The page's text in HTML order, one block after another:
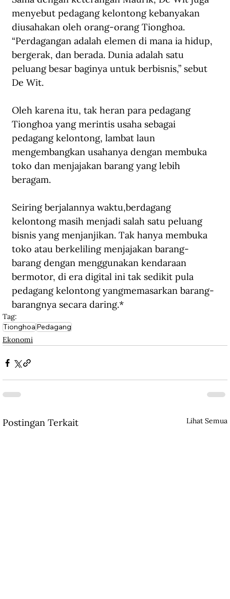
menyebut pedagang kelontong kebanyakan
diusahakan oleh orang-orang Tionghoa.
“Perdagangan adalah elemen di mana ia hidup,
bergerak, dan berada. Dunia adalah satu
peluang besar baginya untuk berbisnis,” sebut
De Wit.
Oleh karena itu, tak heran para pedagang
Tionghoa yang merintis usaha sebagai
pedagang kelontong, lambat laun
mengembangkan usahanya dengan membuka
toko dan menjajakan barang yang lebih
beragam.
Seiring berjalannya waktu,berdagang
kelontong masih menjadi salah satu peluang
bisnis yang menjanjikan. Tak hanya membuka
toko atau berkeliling menjajakan barang-
barang dengan menggunakan kendaraan
bermotor, di era digital ini tak sedikit pula
pedagang kelontong yangmemasarkan barang-
barangnya secara daring.*
Tag:
TionghoaPedagang
Ekonomi
Postingan Terkait Lihat Semua